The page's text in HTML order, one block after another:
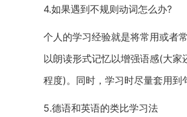
4.如果遇到不规则动词怎么办?
个人的学习经验就是将常用或者
以朗读形式记忆以增强语感(大
程度)。同时，学习时尽量套用到
5.德语和英语的类比学习法